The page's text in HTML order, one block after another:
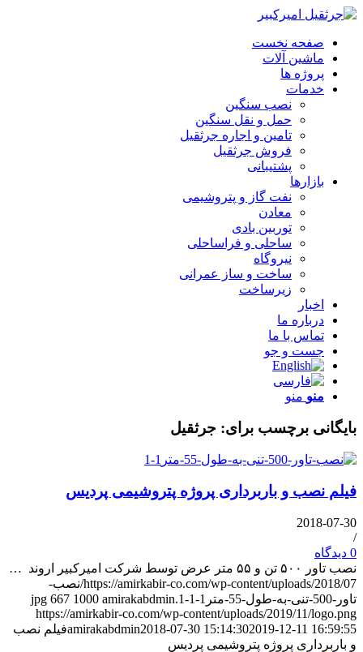
صفحه نخست
ماشین آلات
پروژه ها
خدمات
نصب سنگین
حمل و نقل سنگین
تامین و اجاره جرثقیل
فروش جرثقیل
پشتیبانی
بازارها
نفت گاز و پتروشیمی
معادن
توربین بادی
ساحلی و فراساحلی
نیروگاه
ساخت و ساز عمرانی
زیرساخت
اخبار
درباره ما
تماس با ما
جست و جو
منو منو
بایگانی برچسب برای: جرثقیل
فیلم نصب و باربرداری پروژه پتروشیمی پردیس
2018-07-30
/
0 دیدگاه
نصب تاور ۵۰۰ تن و ۵۵ متر عرض توسط شرکت امیرکبیر اروند …
https://amirkabir-co.com/wp-content/uploads/2018/07/نصب-
تاور-500-تنی-به-طول-55-متر1-1-1.jpg
667 1000 amirakabdmin
https://amirkabir-co.com/wp-content/uploads/2019/11/logo.png
amirakabdmin2018-07-30 15:14:302019-12-11 16:59:55
فیلم نصب
و باربرداری پروژه پتروشیمی پردیس